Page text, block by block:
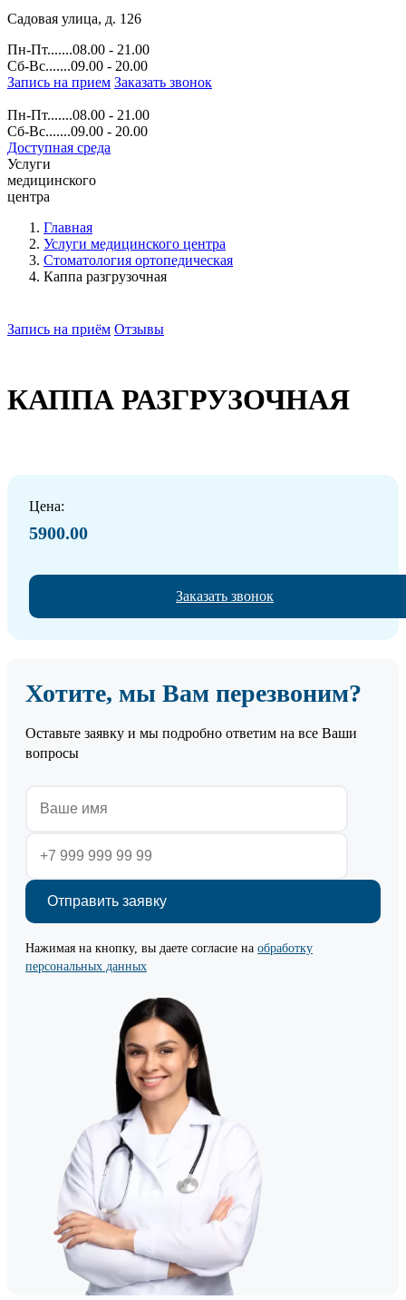
Садовая улица, д. 126
Пн-Пт.......08.00 - 21.00
Сб-Вс.......09.00 - 20.00
Запись на прием Заказать звонок
Пн-Пт.......08.00 - 21.00
Сб-Вс.......09.00 - 20.00
Доступная среда
Услуги
медицинского
центра
Главная
Услуги медицинского центра
Стоматология ортопедическая
Каппа разгрузочная
КАППА РАЗГРУЗОЧНАЯ
Запись на приём Отзывы
Цена:
5900.00
Заказать звонок
Хотите, мы Вам перезвоним?
Оставьте заявку и мы подробно ответим на все Ваши
вопросы
Нажимая на кнопку, вы даете согласие на обработку
персональных данных